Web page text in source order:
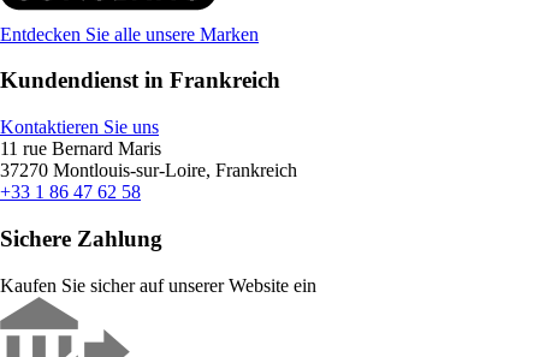
Entdecken Sie alle unsere Marken
Kundendienst in Frankreich
Kontaktieren Sie uns
11 rue Bernard Maris
37270 Montlouis-sur-Loire, Frankreich
+33 1 86 47 62 58
Sichere Zahlung
Kaufen Sie sicher auf unserer Website ein